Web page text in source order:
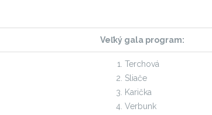
Veľký gala program:
Terchová
Sliače
Karička
Verbunk